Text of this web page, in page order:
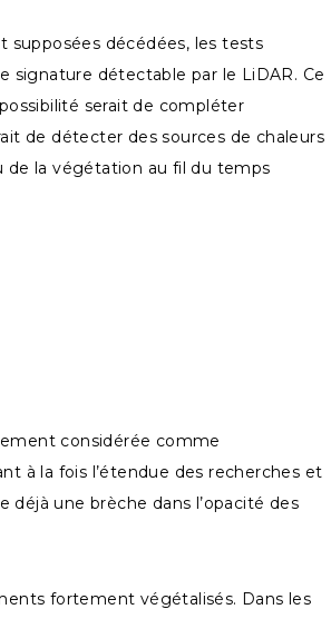
supposées décédées, les tests
signature détectable par le LiDAR. Ce
serait de compléter
de détecter des sources de chaleurs
la végétation au fil du temps
considérée comme
à la fois l’étendue des recherches et
déjà une brèche dans l’opacité des
fortement végétalisés. Dans les